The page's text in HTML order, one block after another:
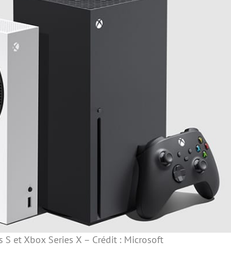
S et Xbox Series X – Crédit : Microsoft